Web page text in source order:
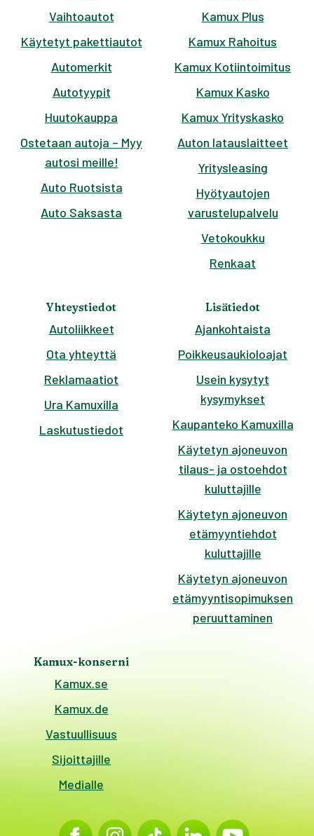
Vaihtoautot
Käytetyt pakettiautot
Automerkit
Autotyypit
Huutokauppa
Ostetaan autoja – Myy
autosi meille!
Auto Ruotsista
Auto Saksasta
Kamux Plus
Kamux Rahoitus
Kamux Kotiintoimitus
Kamux Kasko
Kamux Yrityskasko
Auton latauslaitteet
Yritysleasing
Hyötyautojen
varustelupalvelu
Vetokoukku
Renkaat
Yhteystiedot
Autoliikkeet
Ota yhteyttä
Reklamaatiot
Ura Kamuxilla
Laskutustiedot
Lisätiedot
Ajankohtaista
Poikkeusaukioloajat
Usein kysytyt
kysymykset
Kaupanteko Kamuxilla
Käytetyn ajoneuvon
tilaus- ja ostoehdot
kuluttajille
Käytetyn ajoneuvon
etämyyntiehdot
kuluttajille
Käytetyn ajoneuvon
etämyyntisopimuksen
peruuttaminen
Kamux-konserni
Kamux.se
Kamux.de
Vastuullisuus
Sijoittajille
Medialle